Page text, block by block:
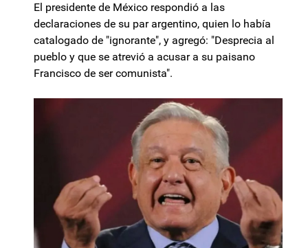
El presidente de México respondió a las
declaraciones de su par argentino, quien lo había
catalogado de "ignorante", y agregó: "Desprecia al
pueblo y que se atrevió a acusar a su paisano
Francisco de ser comunista".